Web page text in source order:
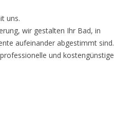
uns.
wir gestalten Ihr Bad, in
aufeinander abgestimmt sind.
und